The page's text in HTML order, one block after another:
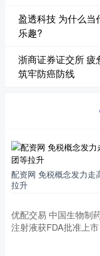
盈透科技 为什么当
乐趣?
浙商证券证交所 疲
筑牢防癌防线
配资网 免税概念发力走
拉升
优配交易 中国生物制
注射液获FDA批准上市